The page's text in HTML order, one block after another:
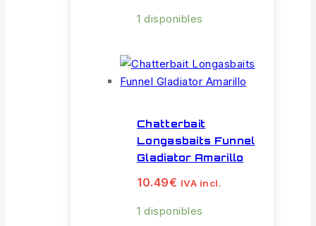
1 disponibles
Chatterbait
Longasbaits Funnel
Gladiator Amarillo
10.49€ IVA incl.
1 disponibles